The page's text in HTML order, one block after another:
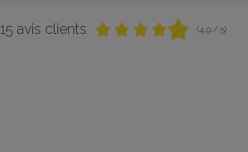
15 avis clients (4,9 / 5)